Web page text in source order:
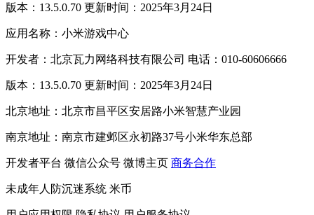
版本：13.5.0.70 更新时间：2025年3月24日
应用名称：小米游戏中心
开发者：北京瓦力网络科技有限公司 电话：010-60606666
版本：13.5.0.70 更新时间：2025年3月24日
北京地址：北京市昌平区安居路小米智慧产业园
南京地址：南京市建邺区永初路37号小米华东总部
开发者平台 微信公众号 微博主页 商务合作
未成年人防沉迷系统 米币